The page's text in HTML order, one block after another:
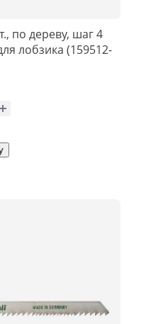
по дереву, шаг 4
лобзика (159512-